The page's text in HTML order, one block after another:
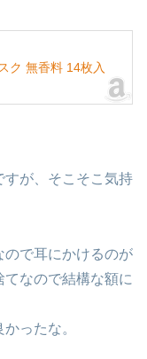
ク 無香料 14枚入
すが、そこそこ気持
ので耳にかけるのが
なので結構な額に
ったな。